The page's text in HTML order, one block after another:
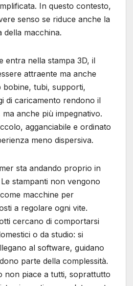
In questo contesto,
senso se riduce anche la
della macchina.
entra nella stampa 3D, il
attraente ma anche
bobine, tubi, supporti,
di caricamento rendono il
anche più impegnativo.
agganciabile e ordinato
meno dispersiva.
sta andando proprio in
stampanti non vengono
macchine per
a regolare ogni vite.
cercano di comportarsi
o da studio: si
al software, guidano
parte della complessità.
non piace a tutti, soprattutto